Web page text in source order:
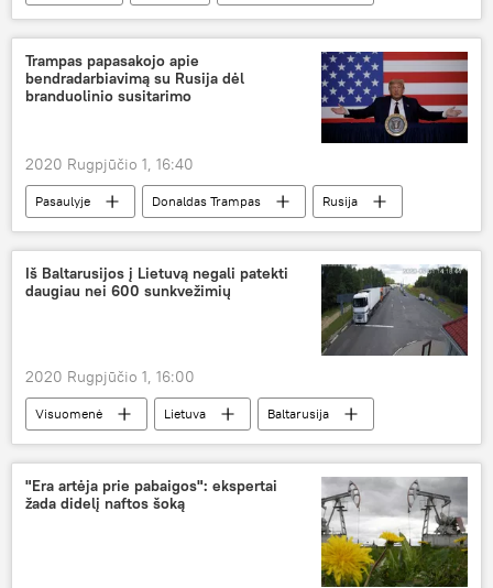
Trampas papasakojo apie
bendradarbiavimą su Rusija dėl
branduolinio susitarimo
2020 Rugpjūčio 1, 16:40
Pasaulyje Donaldas Trampas
Rusija
susitarimas
Iš Baltarusijos į Lietuvą negali patekti
daugiau nei 600 sunkvežimių
2020 Rugpjūčio 1, 16:00
Visuomenė Lietuva
Baltarusija
sunkvežimis
pasienis
"Era artėja prie pabaigos": ekspertai
žada didelį naftos šoką